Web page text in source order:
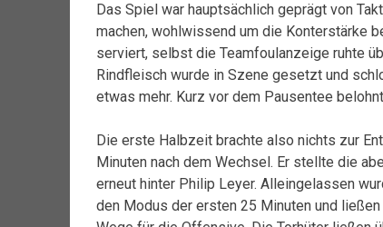
Das Spiel war hauptsächlich geprägt von
machen, wohlwissend um die Konterstärke
serviert, selbst die Teamfoulanzeige ruhte
Rindfleisch wurde in Szene gesetzt und
etwas mehr. Kurz vor dem Pausentee
Die erste Halbzeit brachte also nichts zur
Minuten nach dem Wechsel. Er stellte die
erneut hinter Philip Leyer. Alleingelassen
den Modus der ersten 25 Minuten und